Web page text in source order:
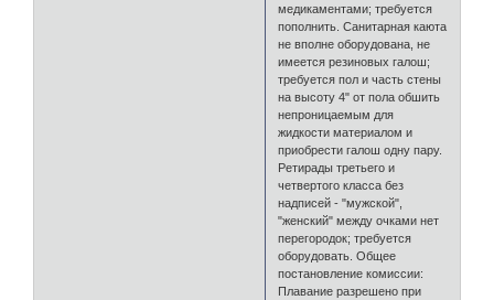
медикаментами; требуется
пополнить. Санитарная каюта
не вполне оборудована, не
имеется резиновых галош;
требуется пол и часть стены
на высоту 4" от пола обшить
непроницаемым для
жидкости материалом и
приобрести галош одну пару.
Ретирады третьего и
четвертого класса без
надписей - "мужской",
"женский" между очками нет
перегородок; требуется
оборудовать. Общее
постановление комиссии:
Плавание разрешено при